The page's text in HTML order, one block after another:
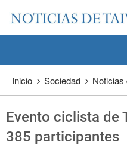
Pase a contenido principal
Inicio Sociedad Noticias
Evento ciclista de
385 participantes